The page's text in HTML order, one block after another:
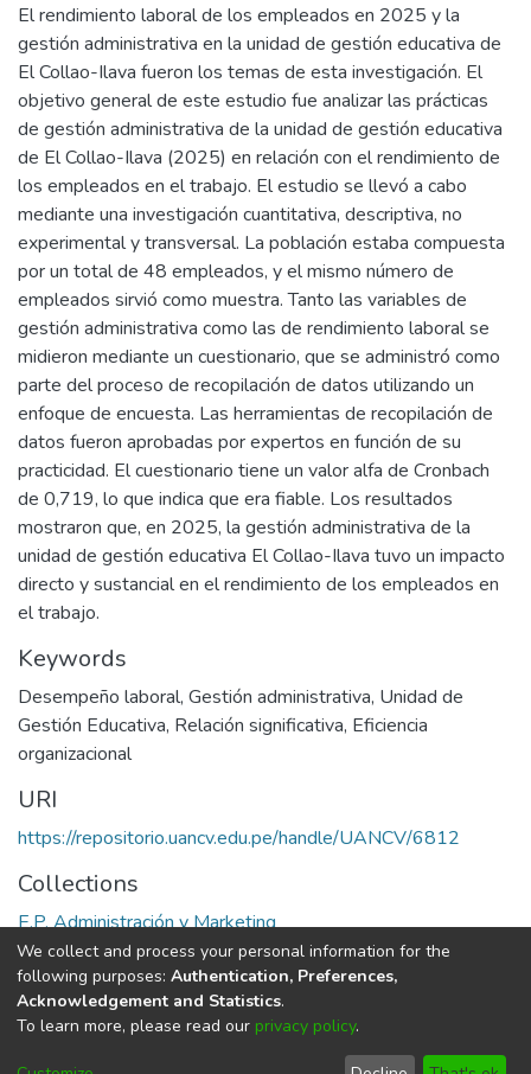
El rendimiento laboral de los empleados en 2025 y la
gestión administrativa en la unidad de gestión educativa de
El Collao-Ilava fueron los temas de esta investigación. El
objetivo general de este estudio fue analizar las prácticas
de gestión administrativa de la unidad de gestión educativa
de El Collao-Ilava (2025) en relación con el rendimiento de
los empleados en el trabajo. El estudio se llevó a cabo
mediante una investigación cuantitativa, descriptiva, no
experimental y transversal. La población estaba compuesta
por un total de 48 empleados, y el mismo número de
empleados sirvió como muestra. Tanto las variables de
gestión administrativa como las de rendimiento laboral se
midieron mediante un cuestionario, que se administró como
parte del proceso de recopilación de datos utilizando un
enfoque de encuesta. Las herramientas de recopilación de
datos fueron aprobadas por expertos en función de su
practicidad. El cuestionario tiene un valor alfa de Cronbach
de 0,719, lo que indica que era fiable. Los resultados
mostraron que, en 2025, la gestión administrativa de la
unidad de gestión educativa El Collao-Ilava tuvo un impacto
directo y sustancial en el rendimiento de los empleados en
el trabajo.
Keywords
Desempeño laboral, Gestión administrativa, Unidad de
Gestión Educativa, Relación significativa, Eficiencia
organizacional
URI
https://repositorio.uancv.edu.pe/handle/UANCV/6812
Collections
E.P. Administración y Marketing
Full item page
DSpace softwarecopyright © 2002-2026
Cookie End User Send
We collect and process your personal information for the
following purposes: Authentication, Preferences,
Acknowledgement and Statistics.
To learn more, please read our privacy policy.